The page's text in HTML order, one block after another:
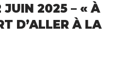
JUIN 2025 – « À
D’ALLER À LA